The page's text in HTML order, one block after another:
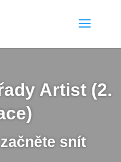
Artist (2.
snít